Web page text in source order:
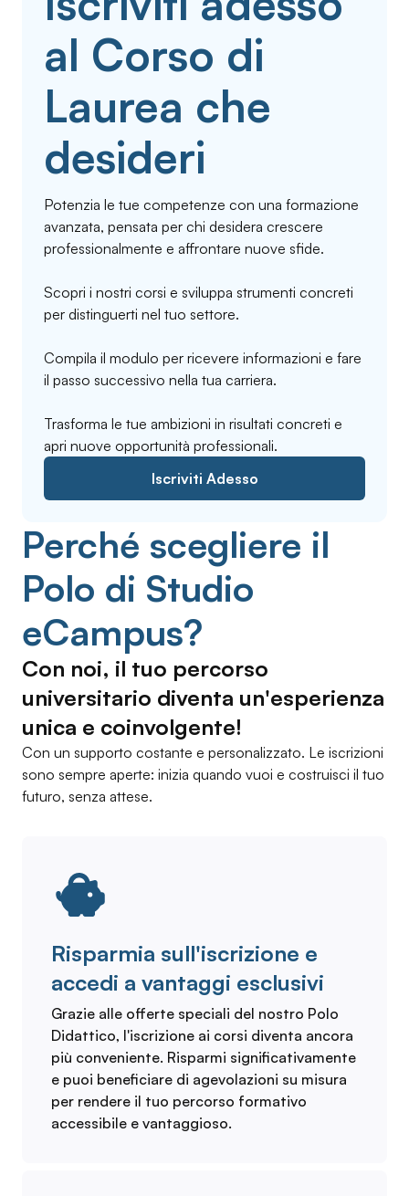
al Corso di
Laurea che
desideri
Potenzia le tue competenze con una formazione
avanzata, pensata per chi desidera crescere
professionalmente e affrontare nuove sfide.
Scopri i nostri corsi e sviluppa strumenti concreti
per distinguerti nel tuo settore.
Compila il modulo per ricevere informazioni e fare
il passo successivo nella tua carriera.
Trasforma le tue ambizioni in risultati concreti e
apri nuove opportunità professionali.
Iscriviti Adesso
Perché scegliere il
Polo di Studio
eCampus?
Con noi, il tuo percorso
universitario diventa un'esperienza
unica e coinvolgente!
Con un supporto costante e personalizzato. Le iscrizioni
sono sempre aperte: inizia quando vuoi e costruisci il tuo
futuro, senza attese.
Risparmia sull'iscrizione e
accedi a vantaggi esclusivi
Grazie alle offerte speciali del nostro Polo
Didattico, l'iscrizione ai corsi diventa ancora
più conveniente. Risparmi significativamente
e puoi beneficiare di agevolazioni su misura
per rendere il tuo percorso formativo
accessibile e vantaggioso.